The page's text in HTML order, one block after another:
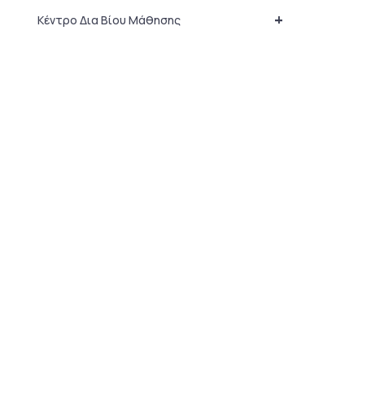
+
Κέντρο Δια Βίου Μάθησης